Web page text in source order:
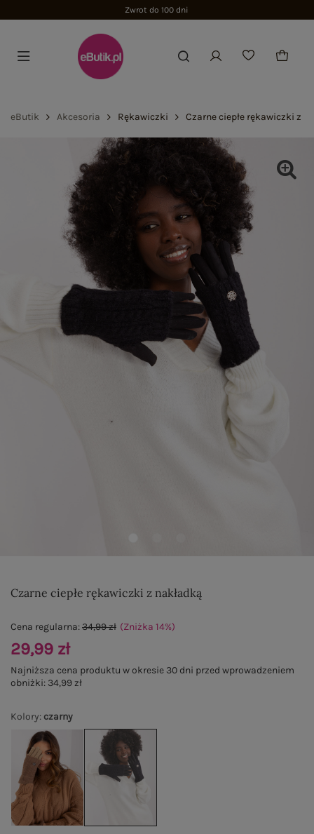
Zwrot do 100 dni
eButik Akcesoria Rękawiczki Czarne ciepłe rękawiczki z
Czarne ciepłe rękawiczki z nakładką
Kolory: czarny
Cena regularna:34,99 zł (Zniżka 14%)
29,99 zł
Najniższa cena produktu w okresie 30 dni przed wprowadzeniem
obniżki: 34,99 zł